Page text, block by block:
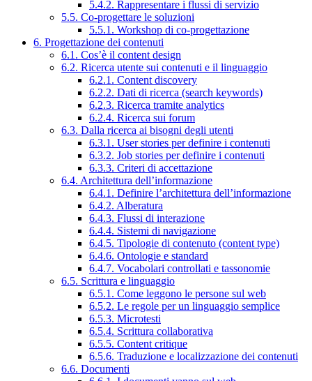
5.4.2. Rappresentare i flussi di servizio
5.5. Co-progettare le soluzioni
5.5.1. Workshop di co-progettazione
6. Progettazione dei contenuti
6.1. Cos’è il content design
6.2. Ricerca utente sui contenuti e il linguaggio
6.2.1. Content discovery
6.2.2. Dati di ricerca (search keywords)
6.2.3. Ricerca tramite analytics
6.2.4. Ricerca sui forum
6.3. Dalla ricerca ai bisogni degli utenti
6.3.1. User stories per definire i contenuti
6.3.2. Job stories per definire i contenuti
6.3.3. Criteri di accettazione
6.4. Architettura dell’informazione
6.4.1. Definire l’architettura dell’informazione
6.4.2. Alberatura
6.4.3. Flussi di interazione
6.4.4. Sistemi di navigazione
6.4.5. Tipologie di contenuto (content type)
6.4.6. Ontologie e standard
6.4.7. Vocabolari controllati e tassonomie
6.5. Scrittura e linguaggio
6.5.1. Come leggono le persone sul web
6.5.2. Le regole per un linguaggio semplice
6.5.3. Microtesti
6.5.4. Scrittura collaborativa
6.5.5. Content critique
6.5.6. Traduzione e localizzazione dei contenuti
6.6. Documenti